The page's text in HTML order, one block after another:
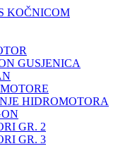
KOČNICOM
GUSJENICA
HIDROMOTORA
GR. 2
GR. 3